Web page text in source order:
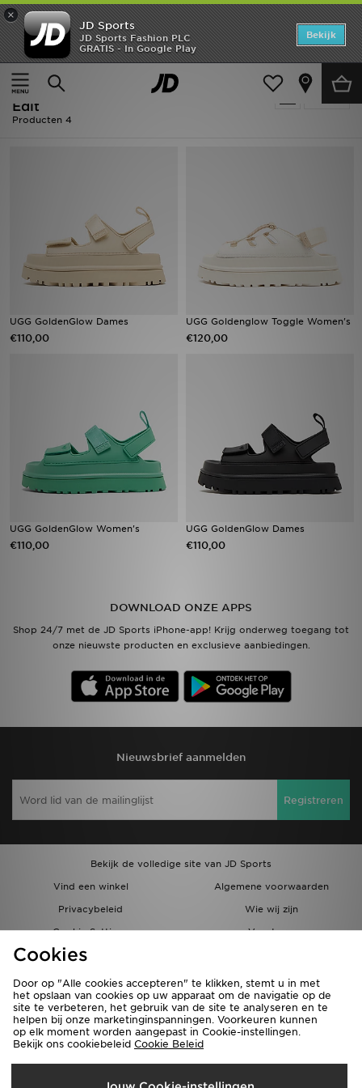
×
JD Sports
JD Sports Fashion PLC
GRATIS - In Google Play
Bekijk
Thuis
Dames
Dames - UGG GoldenGlow - Premium
Edit
Producten 4
UGG GoldenGlow Dames
€110,00
UGG Goldenglow Toggle Women's
€120,00
UGG GoldenGlow Women's
€110,00
UGG GoldenGlow Dames
€110,00
DOWNLOAD ONZE APPS
Shop 24/7 met de JD Sports iPhone-app! Krijg onderweg toegang tot
onze nieuwste producten en exclusieve aanbiedingen.
Nieuwsbrief aanmelden
Registreren
Bekijk de volledige site van JD Sports
Vind een winkel
Algemene voorwaarden
Privacybeleid
Wie wij zijn
Cookie Settings
Vacatures
Bestellingen en Levering
Verzenden Naar
Home
Offers
New In
Collecties
Voetbal
Sports
Bestelling traceren
Mijn JD
Download de app
Cookies
Door op "Alle cookies accepteren" te klikken, stemt u in met
het opslaan van cookies op uw apparaat om de navigatie op de
site te verbeteren, het gebruik van de site te analyseren en te
helpen bij onze marketinginspanningen. Voorkeuren kunnen
op elk moment worden aangepast in Cookie-instellingen.
Bekijk ons cookiebeleid Cookie Beleid